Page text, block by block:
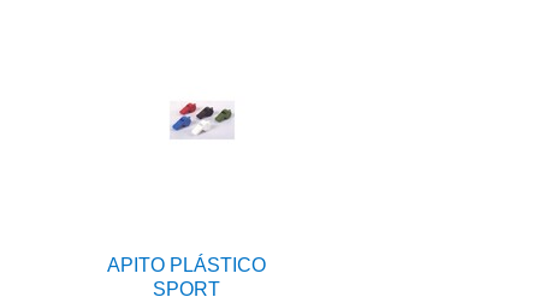
APITO PLÁSTICO
SPORT